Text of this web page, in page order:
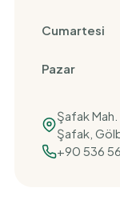
Cumartesi
Pazar
Şafak
Şafak,
+90 536